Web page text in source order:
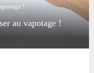
!
au vapotage !